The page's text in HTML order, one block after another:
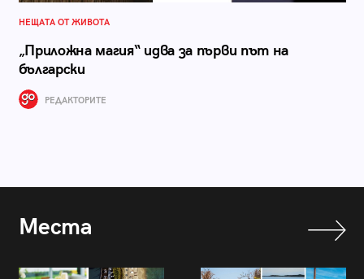
НЕЩАТА ОТ ЖИВОТА
„Приложна магия“ идва за първи път на
български
РЕДАКТОРИТЕ
Места